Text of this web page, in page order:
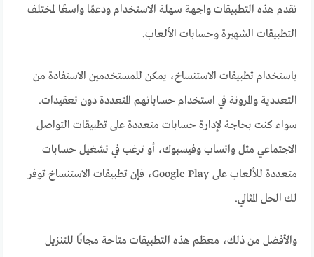
تقدم هذه التطبيقات واجهة سهلة الاستخدام ودعمًا واسعًا لمختلف
التطبيقات الشهيرة وحسابات الألعاب.
باستخدام تطبيقات الاستنساخ، يمكن للمستخدمين الاستفادة من
التعددية والمرونة في استخدام حساباتهم المتعددة دون تعقيدات.
سواء كنت بحاجة لإدارة حسابات متعددة على تطبيقات التواصل
الاجتماعي مثل واتساب وفيسبوك، أو ترغب في تشغيل حسابات
متعددة للألعاب على Google Play، فإن تطبيقات الاستنساخ توفر
لك الحل المثالي.
والأفضل من ذلك، معظم هذه التطبيقات متاحة مجانًا للتنزيل